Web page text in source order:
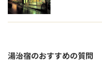
湯治宿のおすすめの質問